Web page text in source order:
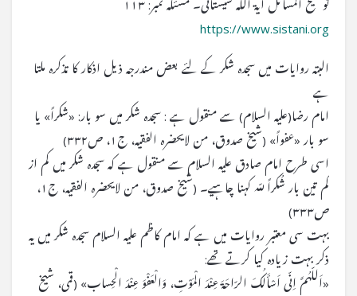
توضیح المسائل آیۃ اللہ سیستانی۔ مسئلہ نمبر: ۱۱۳
https://www.sistani.org
البتہ روایات میں سجدہ شکر کے لئے بعض مندرجہ ذیل اذکار کا تذکرہ ملتا
ہے
امام رضا(علیه السلام) سے منقول ہے : سجدہ شکر میں سو بار: «شکراً» یا
سو بار «عفواً» (شیخ صدوق، من لایحضره الفقیه، ج۱، ص۳۳۲)
اسی طرح امام صادق علیہ السلام سے منقول ہے کہ سجدہ شکر میں کم از
کم تین بار شُکراً للّه کہنا چاہیے۔ (شیخ صدوق، من لایحضره الفقیه، ج۱،
ص۳۳۳)
بہت سی معتبر روایات میں ہے کہ امام کاظم علیہ السلام سجدہ شکر میں یہ
ذکر بہت زیادہ کیا کرتے تھے:
«اَللّهُمَّ اِنّى اَسْأَلُکَ الرّاحَةَ عِنْدَ الْمَوْتِ، وَالْعَفْوَ عِنْدَ الْحِساب» (قمی، شیخ